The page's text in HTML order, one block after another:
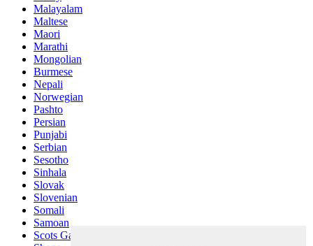
Malayalam
Maltese
Maori
Marathi
Mongolian
Burmese
Nepali
Norwegian
Pashto
Persian
Punjabi
Serbian
Sesotho
Sinhala
Slovak
Slovenian
Somali
Samoan
Scots Gaelic